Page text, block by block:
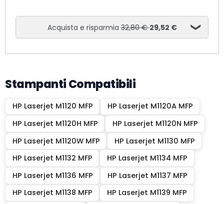
Acquista e risparmia32,80 €29,52 €
Stampanti Compatibili
HP Laserjet M1120 MFP
HP Laserjet M1120A MFP
HP Laserjet M1120H MFP
HP Laserjet M1120N MFP
HP Laserjet M1120W MFP
HP Laserjet M1130 MFP
HP Laserjet M1132 MFP
HP Laserjet M1134 MFP
HP Laserjet M1136 MFP
HP Laserjet M1137 MFP
HP Laserjet M1138 MFP
HP Laserjet M1139 MFP